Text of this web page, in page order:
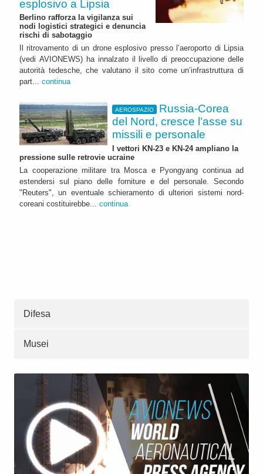
esplosivo a Lipsia
Berlino rafforza la vigilanza sui
nodi logistici strategici e denuncia
rischi di sabotaggio
Il ritrovamento di un drone esplosivo presso l’aeroporto di Lipsia
(vedi AVIONEWS) ha innalzato il livello di preoccupazione delle
autorità tedesche, che valutano il sito come un’infrastruttura di
part... continua
AEROSPAZIO
Russia-Corea
del Nord, cresce l’asse su
missili e personale
I vettori KN-23 e KN-24 ampliano la
pressione sulle retrovie ucraine
La cooperazione militare tra Mosca e Pyongyang continua ad
estendersi sul piano delle forniture e del personale. Secondo
"Reuters", un eventuale schieramento di ulteriori sistemi nord-
coreani costituirebbe... continua
Difesa
Musei